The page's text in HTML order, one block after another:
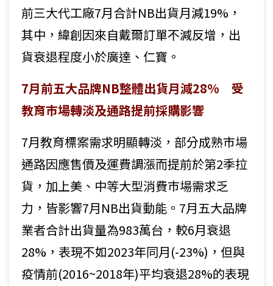
前三大代工廠7月合計NB出貨月減19%，
其中，緯創因來自戴爾訂單不減反增，出
貨衰退程度小於廣達、仁寶。
7月前五大品牌NB整體出貨月減28% 受
教育巿場轉淡及通路提前採購影響
7月教育標案需求明顯轉淡，部分成熟巿場
通路因應售價及運費調漲而提前於第2季拉
貨，加上美、中等大型消費巿場需求乏
力，皆影響7月NB出貨動能。7月五大品牌
業者合計出貨量為983萬台，較6月衰退
28%，表現不如2023年同月(-23%)，但與
疫情前(2016~2018年)平均衰退28%的表現